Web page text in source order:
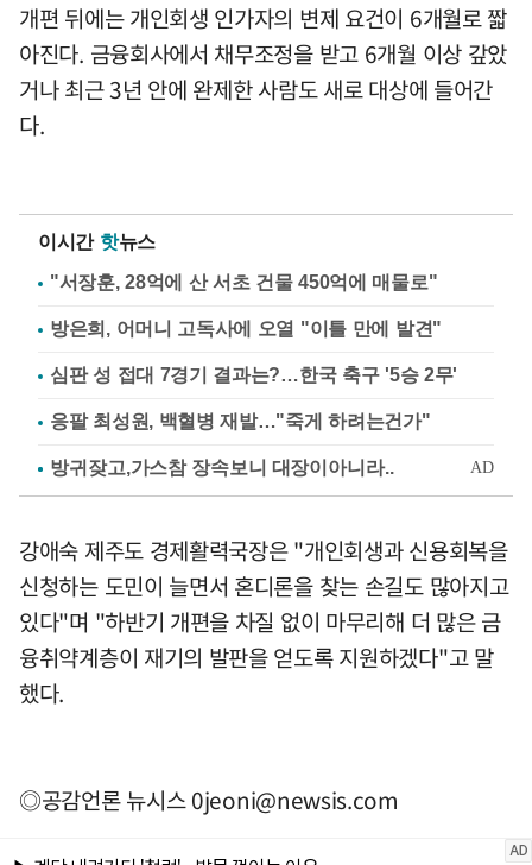
개편 뒤에는 개인회생 인가자의 변제 요건이 6개월로 짧
아진다. 금융회사에서 채무조정을 받고 6개월 이상 갚았
거나 최근 3년 안에 완제한 사람도 새로 대상에 들어간
다.
이시간 핫뉴스
"서장훈, 28억에 산 서초 건물 450억에 매물로"
방은희, 어머니 고독사에 오열 "이틀 만에 발견"
심판 성 접대 7경기 결과는?…한국 축구 '5승 2무'
응팔 최성원, 백혈병 재발…"죽게 하려는건가"
강애숙 제주도 경제활력국장은 "개인회생과 신용회복을
신청하는 도민이 늘면서 혼디론을 찾는 손길도 많아지고
있다"며 "하반기 개편을 차질 없이 마무리해 더 많은 금
융취약계층이 재기의 발판을 얻도록 지원하겠다"고 말
했다.
◎공감언론 뉴시스0jeoni@newsis.com